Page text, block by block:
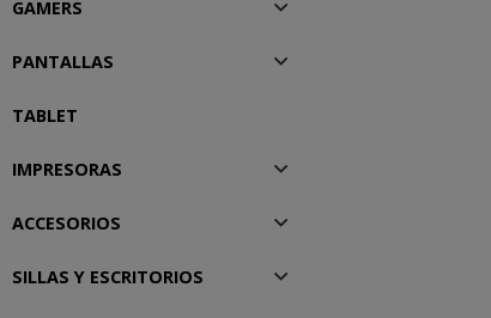
GAMERS
PANTALLAS
TABLET
IMPRESORAS
ACCESORIOS
SILLAS Y ESCRITORIOS